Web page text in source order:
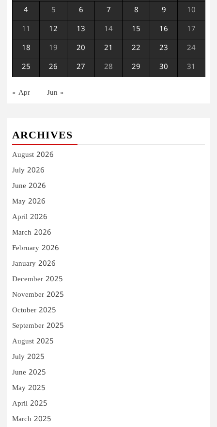
4 5 6 7 8 9 10
11 12 13 14 15 16 17
18 19 20 21 22 23 24
25 26 27 28 29 30 31
« Apr Jun »
ARCHIVES
August 2026
July 2026
June 2026
May 2026
April 2026
March 2026
February 2026
January 2026
December 2025
November 2025
October 2025
September 2025
August 2025
July 2025
June 2025
May 2025
April 2025
March 2025